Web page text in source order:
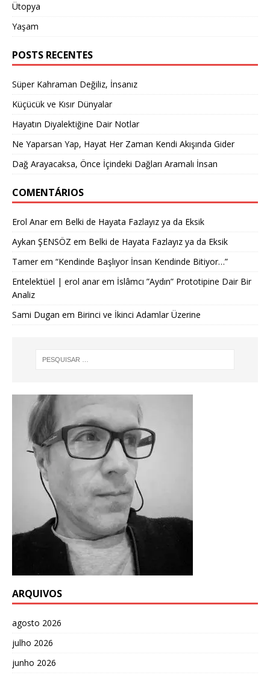
Ütopya
Yaşam
POSTS RECENTES
Süper Kahraman Değiliz, İnsanız
Küçücük ve Kısır Dünyalar
Hayatın Diyalektiğine Dair Notlar
Ne Yaparsan Yap, Hayat Her Zaman Kendi Akışında Gider
Dağ Arayacaksa, Önce İçindeki Dağları Aramalı İnsan
COMENTÁRIOS
Erol Anarem Belki de Hayata Fazlayız ya da Eksik
Aykan ŞENSÖZ em Belki de Hayata Fazlayız ya da Eksik
Tamerem “Kendinde Başlıyor İnsan Kendinde Bitiyor…”
Entelektüel | erol anarem İslâmcı ”Aydın” Prototipine Dair Bir
Analiz
Sami Dugan em Birinci ve İkinci Adamlar Üzerine
ARQUIVOS
agosto 2026
julho 2026
junho 2026